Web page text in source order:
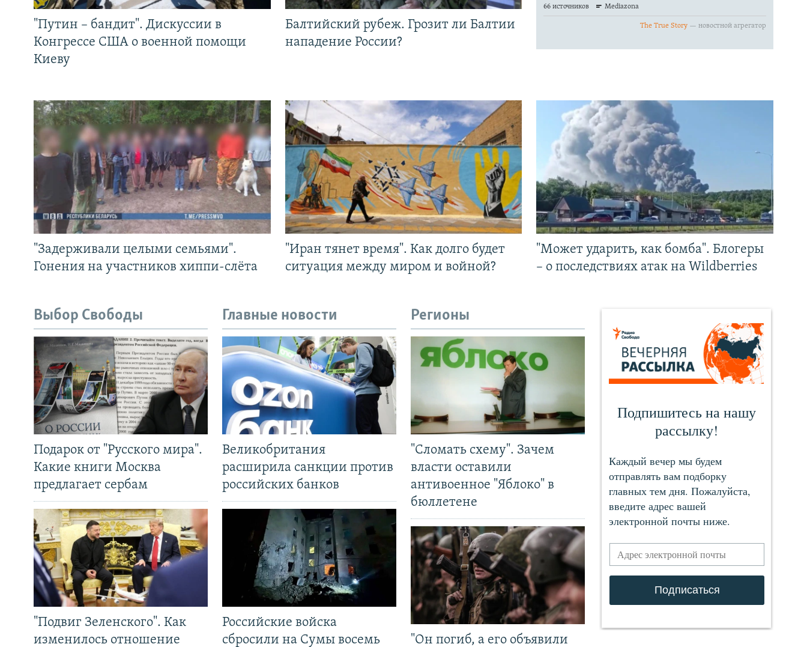
"Путин – бандит". Дискуссии в
Конгрессе США о военной помощи
Киеву
Балтийский рубеж. Грозит ли Балтии
нападение России?
"Задерживали целыми семьями".
Гонения на участников хиппи-слёта
"Иран тянет время". Как долго будет
ситуация между миром и войной?
"Может ударить, как бомба". Блогеры
– о последствиях атак на Wildberries
Выбор Свободы
Подарок от "Русского мира".
Какие книги Москва
предлагает сербам
"Подвиг Зеленского". Как
изменилось отношение
Главные новости
Великобритания
расширила санкции против
российских банков
Российские войска
сбросили на Сумы восемь
Регионы
"Сломать схему". Зачем
власти оставили
антивоенное "Яблоко" в
бюллетене
"Он погиб, а его объявили